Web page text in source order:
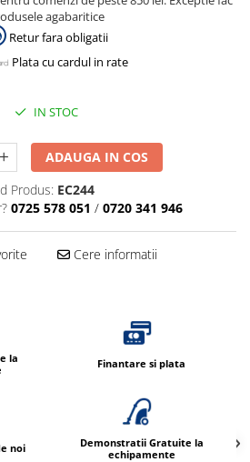
agabaritice
Retur fara obligatii
Plata cu cardul in rate
IN STOC
ADAUGA IN COS
Produs: EC244
0725 578 051 / 0720 341 946
Cere informatii
la
Finantare si plata
noi
Demonstratii Gratuite la
echipamente